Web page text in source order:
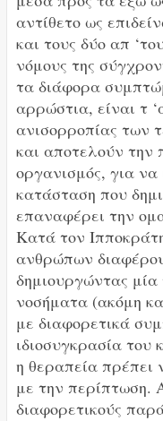
αντίθετο ως
και τους δύο απ
νόμους της
τα διάφορα
αρρώστια, είναι τ
ανισορροπίας των
και αποτελούν την
οργανισμός, για
κατάσταση που
επαναφέρει την
Κατά τον
ανθρώπων
δημιουργώντας
νοσήματα (ακόμη
με διαφορετικά
ιδιοσυγκρασία
η θεραπεία πρέπει
με την περίπτωση.
διαφορετικούς